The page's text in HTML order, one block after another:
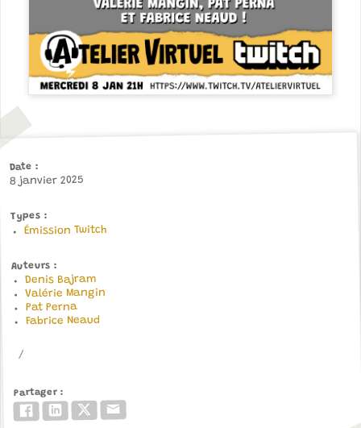
Date
8 janvier 2025
Types
Émission Twitch
Auteurs
Denis Bajram
Valérie Mangin
Pat Perna
Fabrice Neaud
Partager
FacebookLinkedInTwitter/X